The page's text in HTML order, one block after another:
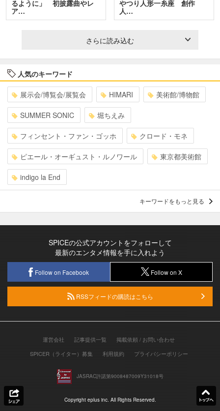
るように」 初披露曲やレ
ア…
やつり人形一糸座 創作
人…
さらに読み込む
人気のキーワード
展示会/博覧会/展覧会 HIMARI 美術館/博物館
SUMMER SONIC 堀ちえみ
フィンセント・ファン・ゴッホ クロード・モネ
ピエール・オーギュスト・ルノワール 東京都美術館
indigo la End
キーワードをもっと見る
SPICEの公式アカウントをフォローして
最新のエンタメ情報を手に入れよう
Follow on Facebook Follow on X
RSSフィードの購読はこちら
運営会社 記事提供一覧
掲載依頼 / お問い合わせ
SPICER（ライター）募集
利用規約 プライバシーポリシー
JASRAC許諾第9008487009Y31018号
Copyright eplus inc. All Rights Reserved.